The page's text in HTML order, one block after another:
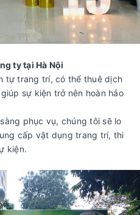
ty tại Hà Nội
tự trang trí, có thể thuê dịch
sự kiện trở nên hoàn hảo
phục vụ, chúng tôi sẽ lo
cấp vật dụng trang trí, thi
kiện.